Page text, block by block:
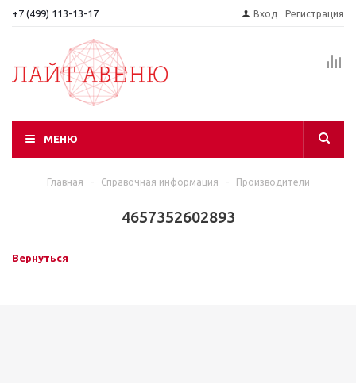
+7 (499) 113-13-17 Вход Регистрация
МЕНЮ
Главная - Справочная информация - Производители
4657352602893
Вернуться